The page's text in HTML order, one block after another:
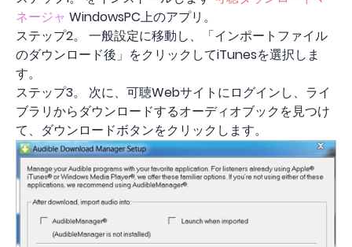
ネージャ WindowsPC上のアプリ。
ステップ2。 一般設定に移動し、「インポートファイル
のダウンロード後」をクリックしてiTunesを選択しま
す。
ステップ3。 次に、可聴Webサイトにログインし、ライ
ブラリからダウンロードするオーディオブックを見つけ
て、ダウンロードボタンをクリックします。